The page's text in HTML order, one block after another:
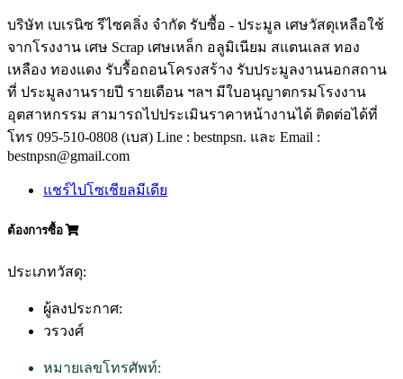
บริษัท เบเรนิซ รีไซคลิ่ง จำกัด รับซื้อ - ประมูล เศษวัสดุเหลือใช้
จากโรงงาน เศษ Scrap เศษเหล็ก อลูมิเนียม สแตนเลส ทอง
เหลือง ทองแดง รับรื้อถอนโครงสร้าง รับประมูลงานนอกสถาน
ที่ ประมูลงานรายปี รายเดือน ฯลฯ มีใบอนุญาตกรมโรงงาน
อุตสาหกรรม สามารถไปประเมินราคาหน้างานได้ ติดต่อได้ที่
โทร 095-510-0808 (เบส) Line : bestnpsn. และ Email :
bestnpsn@gmail.com
แชร์ไปโซเชียลมีเดีย
ต้องการซื้อ
ประเภทวัสดุ:
ผู้ลงประกาศ:
วรวงศ์
หมายเลขโทรศัพท์: